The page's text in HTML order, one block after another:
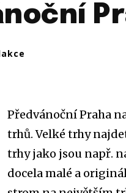
Předvánoční Praha
trhů. Velké trhy
trhy jako jsou např.
docela malé a